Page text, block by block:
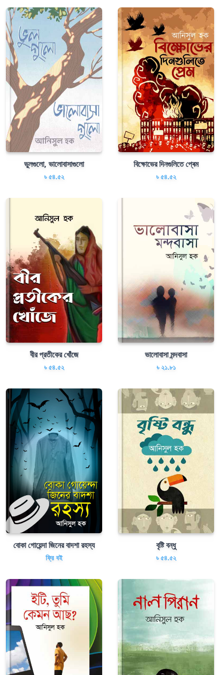
ভুলগুলো, ভালোবাসাগুলো
৳ ৫৪.৫২
বিক্ষোভের দিনগুলিতে প্ৰেম
৳ ৫৪.৫২
বীর প্রতীকের খোঁজে
৳ ৫৪.৫২
ভালোবাসা মন্দবাসা
৳ ২১.৮১
বোকা গোয়েন্দা জিনের বাদশা রহস্য
ফ্রি বই
বৃষ্টি বন্ধু
৳ ৫৪.৫২